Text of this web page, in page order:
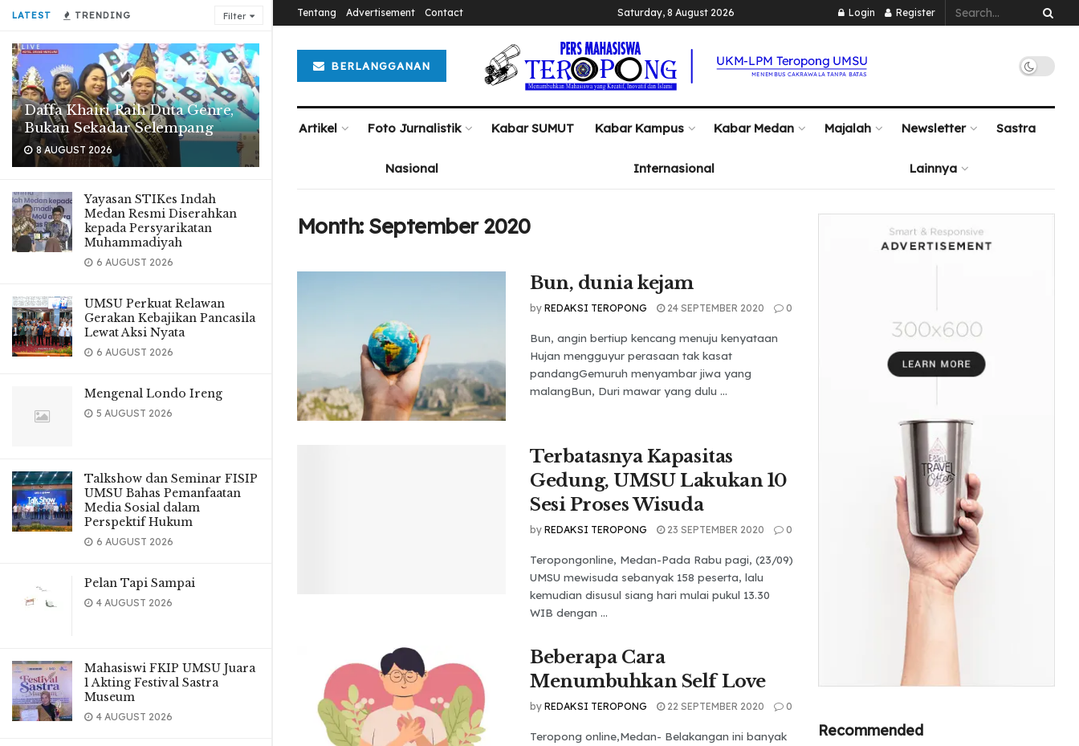
LATEST TRENDING Filter
Daffa Khairi Raih Duta Genre,
Bukan Sekadar Selempang
8 AUGUST 2026
Yayasan STIKes Indah
Medan Resmi Diserahkan
kepada Persyarikatan
Muhammadiyah
6 AUGUST 2026
UMSU Perkuat Relawan
Gerakan Kebajikan Pancasila
Lewat Aksi Nyata
6 AUGUST 2026
Mengenal Londo Ireng
5 AUGUST 2026
Talkshow dan Seminar FISIP
UMSU Bahas Pemanfaatan
Media Sosial dalam
Perspektif Hukum
6 AUGUST 2026
Pelan Tapi Sampai
4 AUGUST 2026
Mahasiswi FKIP UMSU Juara
1 Akting Festival Sastra
Museum
4 AUGUST 2026
Tentang Advertisement Contact Saturday, 8 August 2026 Login Register
BERLANGGANAN
Artikel Foto Jurnalistik Kabar SUMUT Kabar Kampus Kabar Medan Majalah Newsletter Sastra
Nasional Internasional Lainnya
Month: September 2020
Bun, dunia kejam
by REDAKSI TEROPONG 24 SEPTEMBER 2020 0
Bun, angin bertiup kencang menuju kenyataan
Hujan mengguyur perasaan tak kasat
pandangGemuruh menyambar jiwa yang
malangBun, Duri mawar yang dulu ...
Terbatasnya Kapasitas
Gedung, UMSU Lakukan 10
Sesi Proses Wisuda
by REDAKSI TEROPONG 23 SEPTEMBER 2020 0
Teropongonline, Medan-Pada Rabu pagi, (23/09)
UMSU mewisuda sebanyak 158 peserta, lalu
kemudian disusul siang hari mulai pukul 13.30
WIB dengan ...
Beberapa Cara
Menumbuhkan Self Love
by REDAKSI TEROPONG 22 SEPTEMBER 2020 0
Teropong online,Medan- Belakangan ini banyak
Recommended